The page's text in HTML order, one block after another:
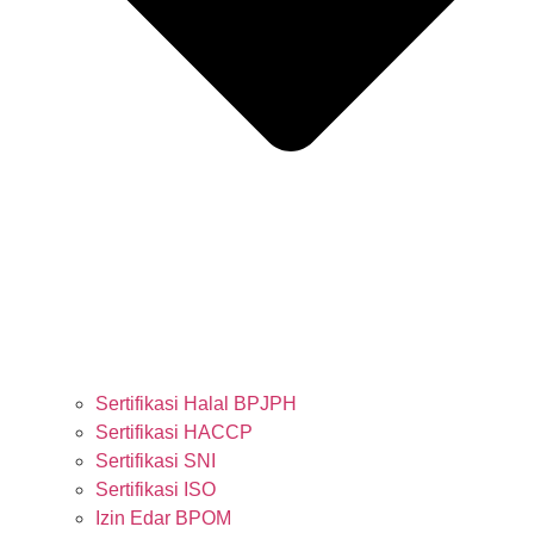
Sertifikasi Halal BPJPH
Sertifikasi HACCP
Sertifikasi SNI
Sertifikasi ISO
Izin Edar BPOM